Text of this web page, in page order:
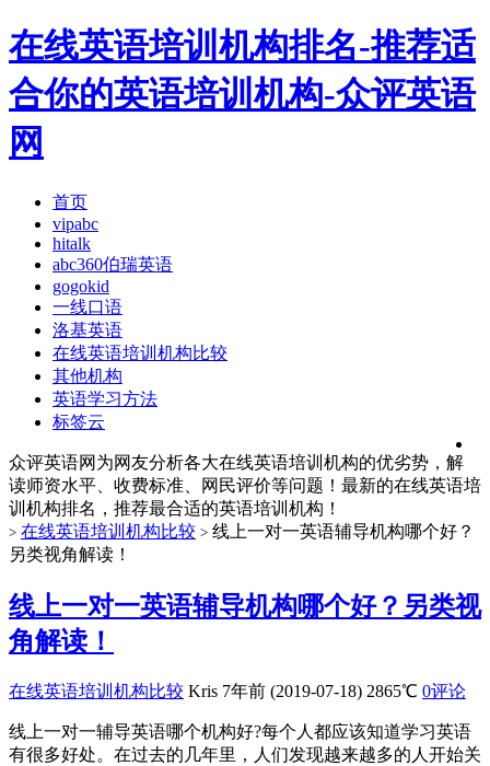
在线英语培训机构排名-推荐适
合你的英语培训机构-众评英语
网
首页
vipabc
hitalk
abc360伯瑞英语
gogokid
一线口语
洛基英语
在线英语培训机构比较
其他机构
英语学习方法
标签云
众评英语网为网友分析各大在线英语培训机构的优劣势，解
读师资水平、收费标准、网民评价等问题！最新的在线英语培
训机构排名，推荐最合适的英语培训机构！
> 在线英语培训机构比较 > 线上一对一英语辅导机构哪个好？
另类视角解读！
线上一对一英语辅导机构哪个好？另类视
角解读！
在线英语培训机构比较 Kris 7年前 (2019-07-18) 2865℃ 0评论
线上一对一辅导英语哪个机构好?每个人都应该知道学习英语
有很多好处。在过去的几年里，人们发现越来越多的人开始关